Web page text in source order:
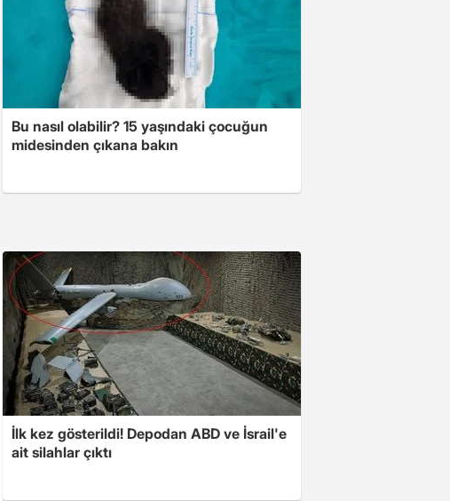
Bu nasıl olabilir? 15 yaşındaki çocuğun
midesinden çıkana bakın
İlk kez gösterildi! Depodan ABD ve İsrail'e
ait silahlar çıktı